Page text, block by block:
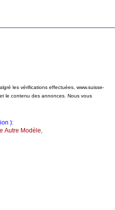
les vérifications effectuées, www.suisse-
le contenu des annonces. Nous vous
):
Autre Modèle,